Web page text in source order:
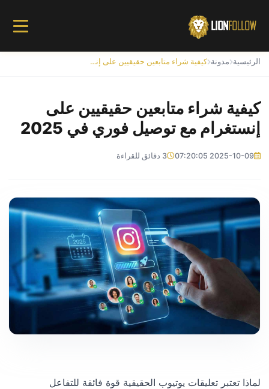
الرئيسية مدونة كيفية شراء متابعين حقيقيين على إنستغرام مع توصيل فوري في 2025
كيفية شراء متابعين حقيقيين على
إنستغرام مع توصيل فوري في 2025
2025-10-09 07:20:05 3 دقائق للقراءة
لماذا تعتبر تعليقات يوتيوب الحقيقية قوة فائقة للتفاعل